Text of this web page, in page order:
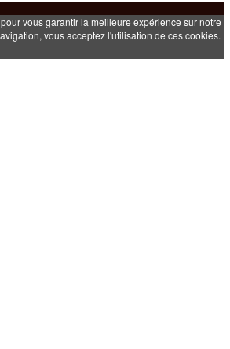
vous garantir la meilleure expérience sur notre
vous acceptez l'utilisation de ces cookies.